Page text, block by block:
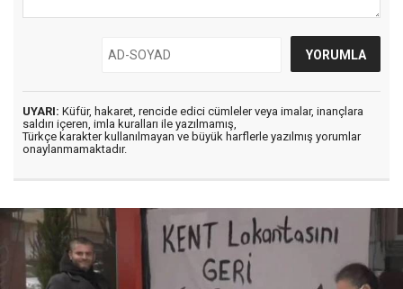
UYARI: Küfür, hakaret, rencide edici cümleler veya imalar, inançlara
saldırı içeren, imla kuralları ile yazılmamış,
Türkçe karakter kullanılmayan ve büyük harflerle yazılmış yorumlar
onaylanmamaktadır.